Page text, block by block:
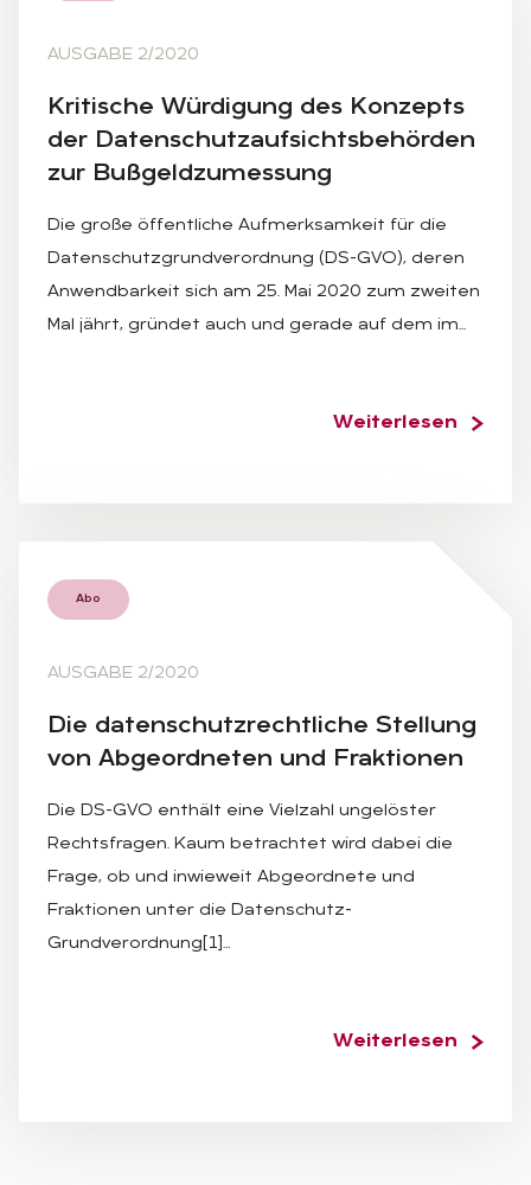
AUSGABE 2/2020
Kri­ti­sche Wür­di­gung des Kon­zepts
der Da­ten­schutz­auf­sichts­be­hör­den
zur Buß­geld­zu­mes­sung
Die große öffentliche Aufmerksamkeit für die
Datenschutzgrundverordnung (DS-GVO), deren
Anwendbarkeit sich am 25. Mai 2020 zum zweiten
Mal jährt, gründet auch und gerade auf dem im…
Weiterlesen
Abo
AUSGABE 2/2020
Die da­ten­schutz­recht­li­che Stel­lung
von Ab­ge­ord­ne­ten und Frak­tio­nen
Die DS-GVO enthält eine Vielzahl ungelöster
Rechtsfragen. Kaum betrachtet wird dabei die
Frage, ob und inwieweit Abgeordnete und
Fraktionen unter die Datenschutz-
Grundverordnung[1]…
Weiterlesen